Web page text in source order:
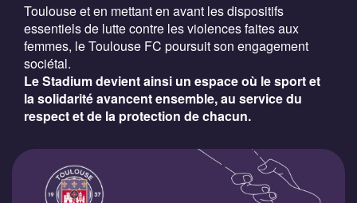
Toulouse et en mettant en avant les dispositifs
essentiels de lutte contre les violences faites aux
femmes, le Toulouse FC poursuit son engagement
sociétal.
Le Stadium devient ainsi un espace où le sport et
la solidarité avancent ensemble, au service du
respect et de la protection de chacun.